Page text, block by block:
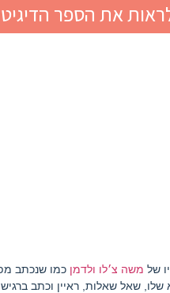
את הספר
של משה צ׳לו ולדמן כמו שנכתב
שאל שאלות, ראיין וכתב